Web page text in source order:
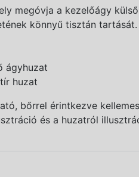
megóvja a kezelőágy
könnyű tisztán tartását.
ágyhuzat
huzat
bőrrel érintkezve
és a huzatról